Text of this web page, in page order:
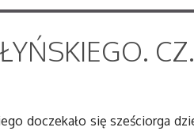
CZ.
doczekało się sześciorga